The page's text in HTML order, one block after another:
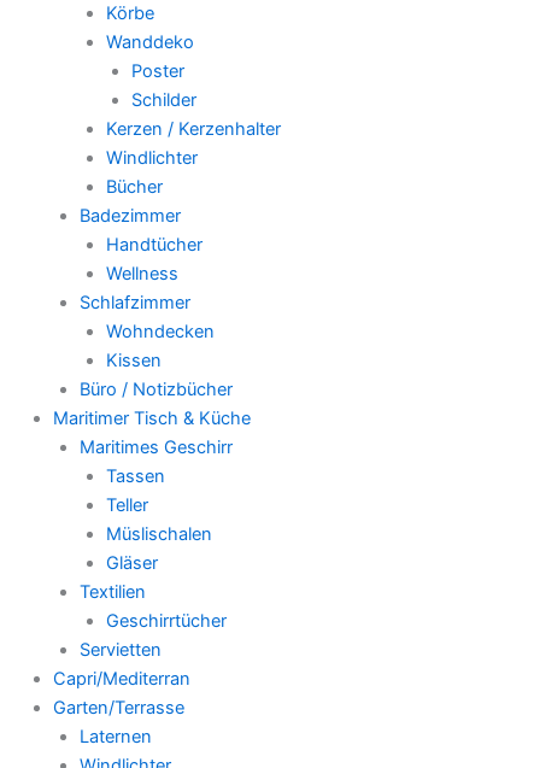
Körbe
Wanddeko
Poster
Schilder
Kerzen / Kerzenhalter
Windlichter
Bücher
Badezimmer
Handtücher
Wellness
Schlafzimmer
Wohndecken
Kissen
Büro / Notizbücher
Maritimer Tisch & Küche
Maritimes Geschirr
Tassen
Teller
Müslischalen
Gläser
Textilien
Geschirrtücher
Servietten
Capri/Mediterran
Garten/Terrasse
Laternen